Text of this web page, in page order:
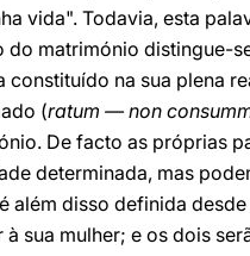
vida". Todavia, esta
do matrimónio distingue-
constituído na sua plena
(ratum — non
De facto as próprias
determinada, mas
além disso definida desde
sua mulher; e os dois